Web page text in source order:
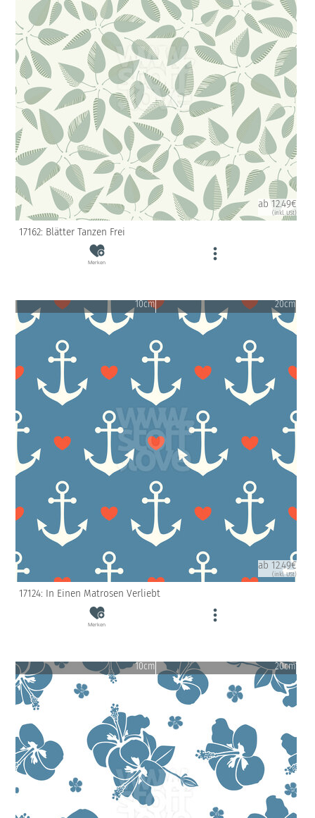
ab 12.49€
(inkl. USt)
17162: Blätter Tanzen Frei
Merken
10cm 20cm
ab 12.49€
(inkl. USt)
17124: In Einen Matrosen Verliebt
Merken
10cm 20cm